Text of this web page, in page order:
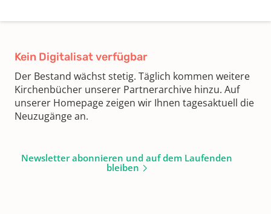
Kein Digitalisat verfügbar
Der Bestand wächst stetig. Täglich kommen weitere
Kirchenbücher unserer Partnerarchive hinzu. Auf
unserer Homepage zeigen wir Ihnen tagesaktuell die
Neuzugänge an.
Newsletter abonnieren und auf dem Laufenden
bleiben